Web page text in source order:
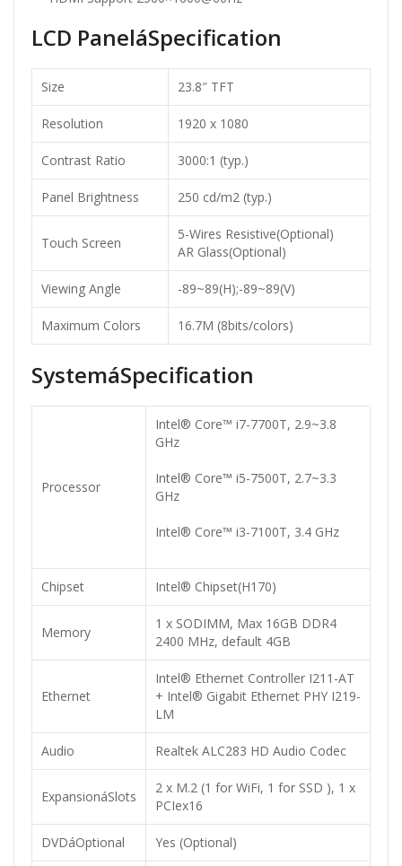
LCD PaneláSpecification
Size 23.8″ TFT
Resolution 1920 x 1080
Contrast Ratio 3000:1 (typ.)
Panel Brightness 250 cd/m2 (typ.)
Touch Screen
5-Wires Resistive(Optional)
AR Glass(Optional)
Viewing Angle -89~89(H);-89~89(V)
Maximum Colors 16.7M (8bits/colors)
SystemáSpecification
Processor
Intel® Core™ i7-7700T, 2.9~3.8
GHz
Intel® Core™ i5-7500T, 2.7~3.3
GHz
Intel® Core™ i3-7100T, 3.4 GHz
Chipset Intel® Chipset(H170)
Memory
1 x SODIMM, Max 16GB DDR4
2400 MHz, default 4GB
Ethernet
Intel® Ethernet Controller I211-AT
+ Intel® Gigabit Ethernet PHY I219-
LM
Audio Realtek ALC283 HD Audio Codec
ExpansionáSlots
2 x M.2 (1 for WiFi, 1 for SSD ), 1 x
PCIex16
DVDáOptional Yes (Optional)